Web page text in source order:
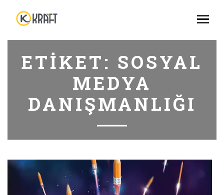
ETIKET: SOSYAL
MEDYA
DANIŞMANLIĞI